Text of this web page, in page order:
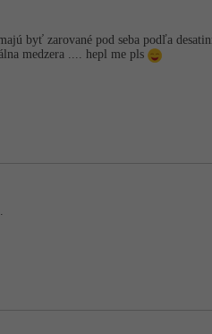
byť zarované pod seba podľa
medzera .... hepl me pls